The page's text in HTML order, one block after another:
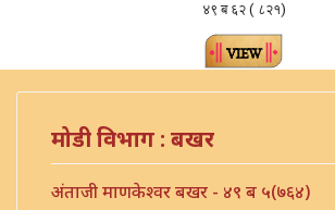
४९ ब ६२ ( ८२१)
मोडी विभाग : बखर
अंताजी माणकेश्वर बखर - ४९ ब ५(७६४)